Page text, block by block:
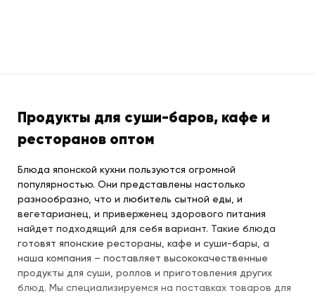
Продукты для суши-баров, кафе и
ресторанов оптом
Блюда японской кухни пользуются огромной
популярностью. Они представлены настолько
разнообразно, что и любитель сытной еды, и
вегетарианец, и приверженец здорового питания
найдет подходящий для себя вариант. Такие блюда
готовят японские рестораны, кафе и суши-бары, а
наша компания – поставляет высококачественные
продукты для суши, роллов и приготовления других
блюд. Мы специализируемся на поставках товаров для